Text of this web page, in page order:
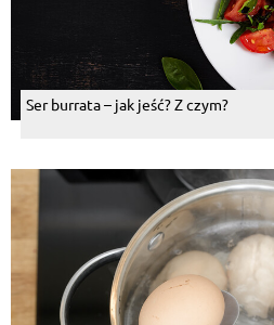
Ser burrata – jak jeść? Z czym?